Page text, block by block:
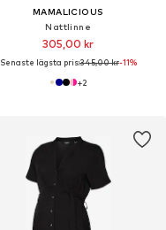
MAMALICIOUS
Nattlinne
305,00 kr
Senaste lägsta pris:345,00 kr-11%
+2